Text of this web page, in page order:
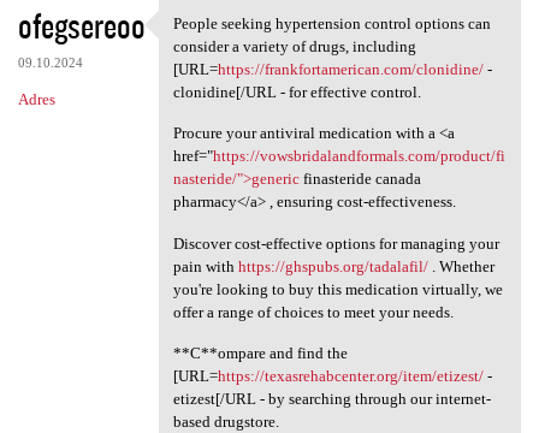
ofegsereoo
09.10.2024
Adres
People seeking hypertension
People seeking hypertension control options can
consider a variety of drugs, including
[URL=https://frankfortamerican.com/clonidine/-
clonidine[/URL - for effective control.
Procure your antiviral medication with a <a
href="https://vowsbridalandformals.com/product/fi
nasteride/">genericfinasteride canada
pharmacy</a> , ensuring cost-effectiveness.
Discover cost-effective options for managing your
pain with https://ghspubs.org/tadalafil/. Whether
you're looking to buy this medication virtually, we
offer a range of choices to meet your needs.
**C**ompare and find the
[URL=https://texasrehabcenter.org/item/etizest/-
etizest[/URL - by searching through our internet-
based drugstore.